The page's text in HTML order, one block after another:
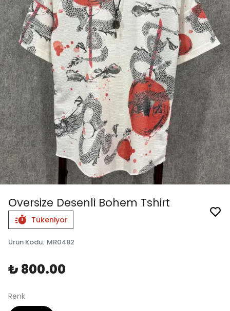
Oversize Desenli Bohem Tshirt
Tükeniyor
Ürün Kodu: MR0482
₺ 800.00
Renk